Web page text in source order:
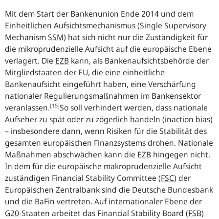
Mit dem Start der Bankenunion Ende 2014 und dem
Einheitlichen Aufsichtsmechanismus (Single Supervisory
MechanismSSM) hat sich nicht nur die Zuständigkeit für
die mikroprudenzielle Aufsicht auf die europäische Ebene
verlagert. Die EZB kann, als Bankenaufsichtsbehörde der
Mitgliedstaaten der EU, die eine einheitliche
Bankenaufsicht eingeführt haben, eine Verschärfung
nationaler Regulierungsmaßnahmen im Bankensektor
veranlassen.[15]So soll verhindert werden, dass nationale
Aufseher zu spät oder zu zögerlich handeln (inaction bias)
– insbesondere dann, wenn Risiken für die Stabilität des
gesamten europäischen Finanzsystems drohen. Nationale
Maßnahmen abschwächen kann die EZB hingegen nicht.
In dem für die europäische makroprudenzielle Aufsicht
zuständigen Financial Stability Committee (FSC) der
Europäischen Zentralbank sind die Deutsche Bundesbank
und die BaFin vertreten. Auf internationaler Ebene der
G20-Staaten arbeitet das Financial Stability Board (FSB)